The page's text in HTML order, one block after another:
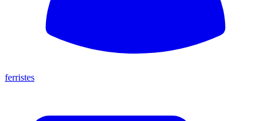
ferristes